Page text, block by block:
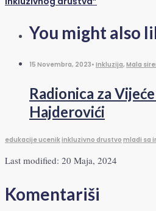
You might also
15 Novembra, 2023• Inkluzija, Mala
Radionica za
Hajderovići
edukacije ucenikinkluzivno drustvo mladi sa
Last modified: 20 Maja, 2024
Komentariši